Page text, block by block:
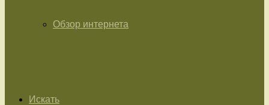
Обзор интернета
Искать